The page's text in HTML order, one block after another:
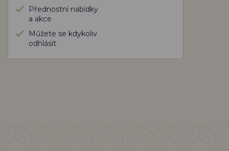
Přednostní nabídky
a akce
Můžete se kdykoliv
odhlásit